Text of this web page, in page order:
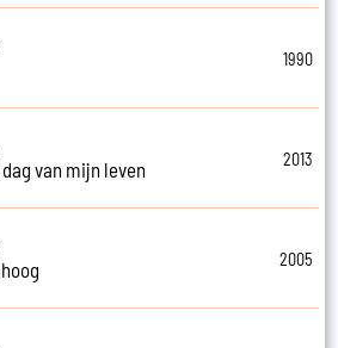
1990
van mijn leven
2013
2005